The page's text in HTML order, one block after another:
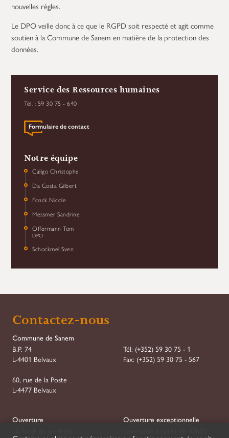
nouvelles règles.
Le DPO veille donc à ce que le RGPD soit respecté et agit comme
soutien à la Commune de Sanem en matière de la protection des
données.
Service des Ressources humaines
Tél. : 59 30 75 - 640
Formulaire de contact
Notre équipe
Caligo Christophe
Da Costa Gilbert
Fonck Nicole
Messmer Sandrine
Offermann Tom
DPO
Schockmel Sven
Contactez-nous
Commune de Sanem
B.P. 74
L-4401 Belvaux
60, rue de la Poste
L-4477 Belvaux
Tél: (+352) 59 30 75 - 1
Fax: (+352) 59 30 75 - 567
Ouverture
Ouverture exceptionnelle